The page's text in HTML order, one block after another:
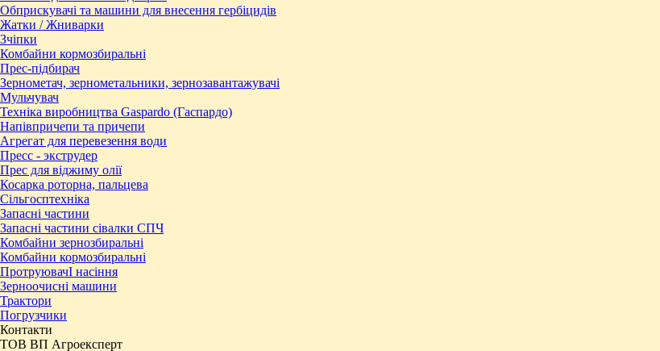
Обприскувачі та машини для внесення гербіцидів
Жатки / Жниварки
Зчіпки
Комбайни кормозбиральні
Прес-підбирач
Зернометач, зернометальники, зернозавантажувачі
Мульчувач
Техніка виробництва Gaspardo (Гаспардо)
Напівпричепи та причепи
Агрегат для перевезення води
Пресc - экструдер
Прес для віджиму олії
Косарка роторна, пальцева
Сільгосптехніка
Запасні частини
Запасні частини сівалки СПЧ
Комбайни зернозбиральні
Комбайни кормозбиральні
ПротруювачІ насіння
Зерноочисні машини
Трактори
Погрузчики
Контакти
ТОВ ВП Агроексперт